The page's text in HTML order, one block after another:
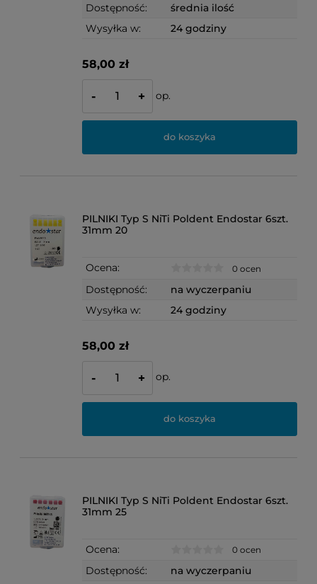
Dostępność:
średnia ilość
Wysyłka w:
24 godziny
58,00 zł
- + op.
do koszyka
PILNIKI Typ S NiTi Poldent Endostar 6szt.
31mm 20
Ocena: 0 ocen
Dostępność:
na wyczerpaniu
Wysyłka w:
24 godziny
58,00 zł
- + op.
do koszyka
PILNIKI Typ S NiTi Poldent Endostar 6szt.
31mm 25
Ocena: 0 ocen
Dostępność:
na wyczerpaniu